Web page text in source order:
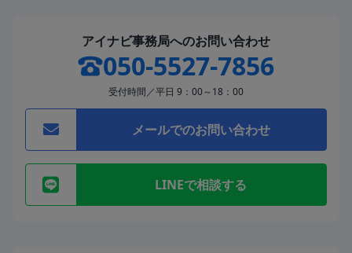
アイナビ事務局へのお問い合わせ
050-5527-7856
受付時間／平日 9：00～18：00
メールでのお問い合わせ
LINEで相談する